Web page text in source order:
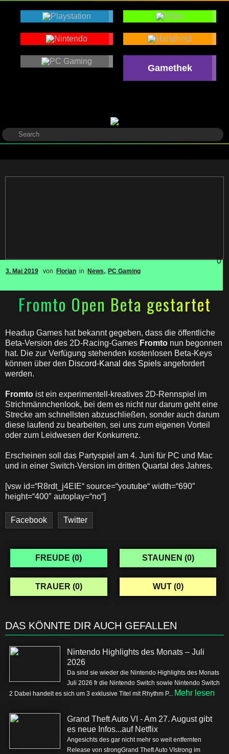
Gamethek
3. Mai 2019 von Florian in News, PC Gaming
0
Fromto Open Beta gestartet
Headup Games hat bekannt gegeben, dass die öffentliche
Beta-Version des 2D-Racing-Games Fromto nun begonnen
hat. Die zur Verfügung stehenden kostenlosen Beta-Keys
können über den Discord-Kanal des Spiels angefordert
werden.
Fromto ist ein experimentell-kreatives 2D-Rennspiel im
Strichmännchenlook, bei dem es nicht nur darum geht eine
Strecke am schnellsten abzuschließen, sonder auch darum
diese laufend zu bearbeiten, sei uns zum eigenen Vorteil
oder zum Leidwesen der Konkurrenz.
Erscheinen soll das Partyspiel am 4. Juni für PC und Mac
und in einer Switch-Version im dritten Quartal des Jahres.
[vsw id=“R8rdt_j4EIE“ source=“youtube“ width=“690″
height=“400″ autoplay=“no“]
Facebook Twitter
FREUDE (0) STAUNEN (0)
TRAUER (0) WUT (0)
DAS KÖNNTE DIR AUCH GEFALLEN
Nintendo Highlights des Monats – Juli
2026
Da sind sie wieder die Nintendo Highlights des Monats
Juli 2026 fr die Nintendo Switch sowie Nintendo Switch
2 Dabei handelt es sich um 3 exklusive Titel mit Rhythm P... Mehr lesen
Grand Theft Auto VI - Am 27. August gibt
es neue Infos...auf Netflix
Angesichts des gar nicht mehr so weit entfernten
Release von strongGrand Theft Auto VIstrong im